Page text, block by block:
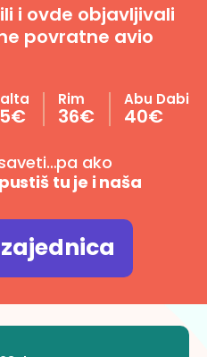
i ovde objavljivali
povratne avio
Rim
36€
Abu Dabi
40€
ako
tu je i naša